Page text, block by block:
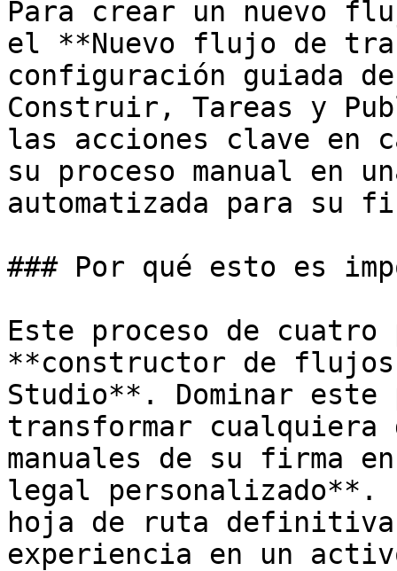
Para crear un nuevo
el **Nuevo flujo de
configuración guiada
Construir, Tareas y
las acciones clave en
su proceso manual en
automatizada para su
### Por qué esto es
Este proceso de
**constructor de
Studio**. Dominar
transformar cualquiera
manuales de su firma
legal personalizado**.
hoja de ruta
experiencia en un